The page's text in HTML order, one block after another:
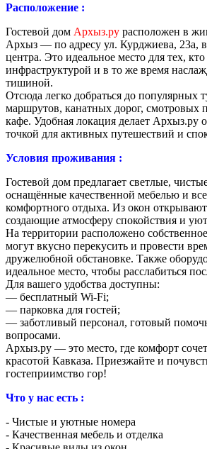
Расположение :
Гостевой дом Архыз.ру расположен в
Архыз — по адресу ул. Курджиева, 23а,
центра. Это идеальное место для тех,
инфраструктурой и в то же время
тишиной.
Отсюда легко добраться до популярных
маршрутов, канатных дорог, смотровых
кафе. Удобная локация делает Архыз.ру
точкой для активных путешествий и
Условия проживания :
Гостевой дом предлагает светлые,
оснащённые качественной мебелью и
комфортного отдыха. Из окон
создающие атмосферу спокойствия и
На территории расположено
могут вкусно перекусить и провести
дружелюбной обстановке. Также
идеальное место, чтобы расслабиться
Для вашего удобства доступны:
— бесплатный Wi-Fi;
— парковка для гостей;
— заботливый персонал, готовый
вопросами.
Архыз.ру — это место, где комфорт
красотой Кавказа. Приезжайте и
гостеприимство гор!
Что у нас есть :
- Чистые и уютные номера
- Качественная мебель и отделка